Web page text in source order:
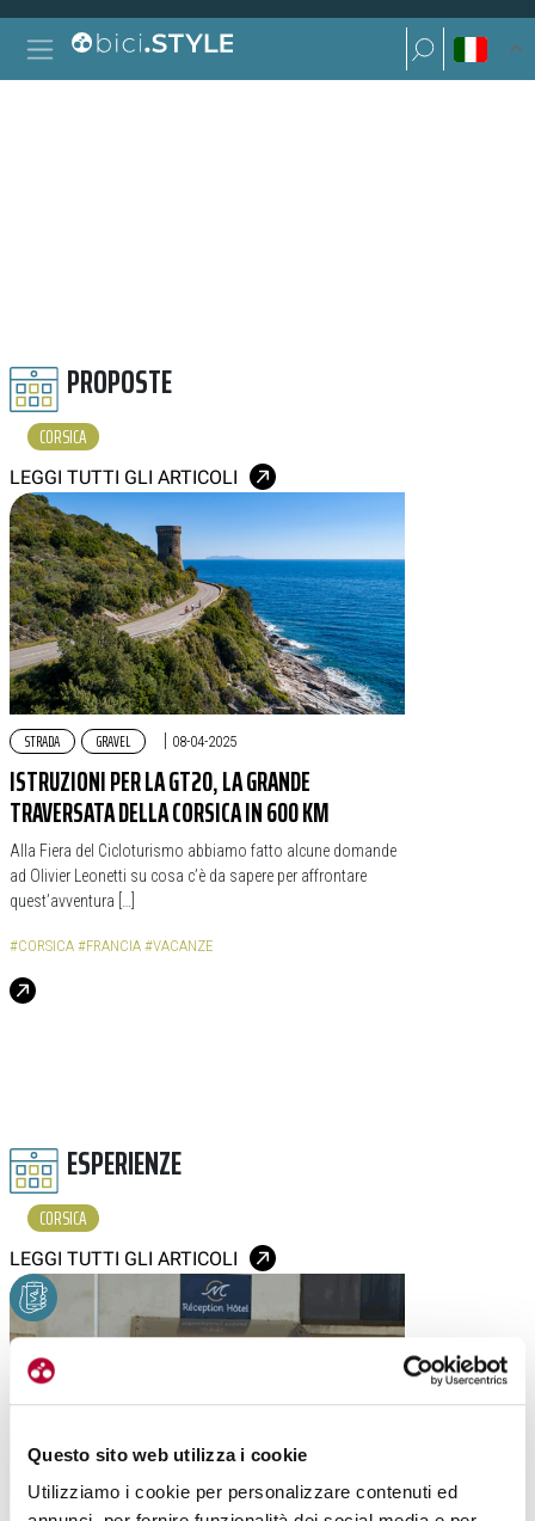
Questo sito web utilizza i cookie
Utilizziamo i cookie per personalizzare contenuti ed
Vai al contenuto
Navigazione principale
Ricerca per:
Ricerca per:
PROPOSTE
CORSICA
LEGGI TUTTI GLI ARTICOLI
STRADA GRAVEL | 08-04-2025
ISTRUZIONI PER LA GT20, LA GRANDE
TRAVERSATA DELLA CORSICA IN 600 KM
Alla Fiera del Cicloturismo abbiamo fatto alcune domande
ad Olivier Leonetti su cosa c’è da sapere per affrontare
quest’avventura […]
#CORSICA #FRANCIA #VACANZE
ESPERIENZE
CORSICA
LEGGI TUTTI GLI ARTICOLI